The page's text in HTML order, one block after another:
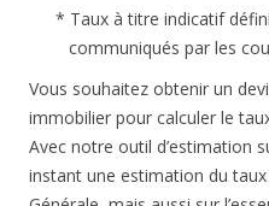
* Taux à titre indicatif
communiqués par les
Vous souhaitez obtenir un
immobilier pour calculer le
Avec notre outil d’estimation
instant une estimation du